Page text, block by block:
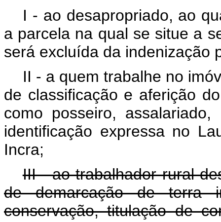
I - ao desapropriado, ao
a parcela na qual se situe a
será excluída da indenização
II - a quem trabalhe no
de classificação e aferição
como posseiro,
identificação expressa no
Incra;
III - ao trabalhador rural
de demarcação de terra
conservação, titulação de